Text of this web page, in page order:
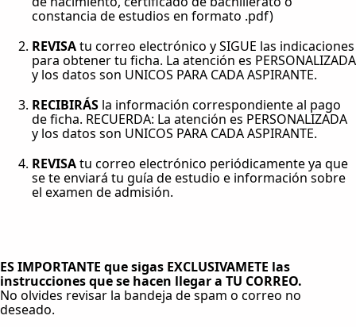
constancia de estudios en formato .pdf)
REVISAtu correo electrónico y SIGUE las indicaciones
para obtener tu ficha. La atención es PERSONALIZADA
y los datos son UNICOS PARA CADA ASPIRANTE.
RECIBIRÁS la información correspondiente al pago
de ficha. RECUERDA: La atención es PERSONALIZADA
y los datos son UNICOS PARA CADA ASPIRANTE.
REVISAtu correo electrónico periódicamente ya que
se te enviará tu guía de estudio e información sobre
el examen de admisión.
ES IMPORTANTE que sigas EXCLUSIVAMETE las
instrucciones que se hacen llegar a TU CORREO.
No olvides revisar la bandeja de spam o correo no
deseado.